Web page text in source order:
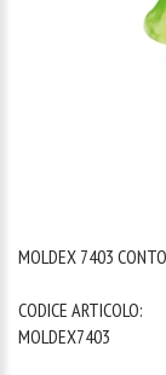
MOLDEX 7403
CODICE ARTICOLO:
MOLDEX7403